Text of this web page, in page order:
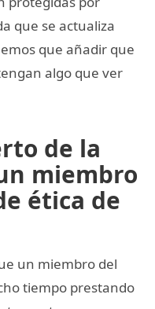
que se actualiza
que añadir que
algo que ver
de la
miembro
ética de
un miembro del
tiempo prestando